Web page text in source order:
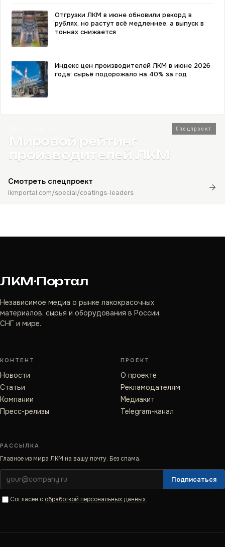
Отгрузки ЛКМ в июне обновили рекорд в
рублях, но растут всё медленнее, а выпуск в
тоннах снижается
Индекс цен производителей ЛКМ в июне 2026
года: сырьё подорожало на 40% за год
Спецпроект
Мировой рейтинг
производителей ЛКМ
Смотреть спецпроект
lkmportal.com/special/coatings-leaders
ЛКМ·Портал
Независимое медиа о рынке лакокрасочных
материалов, сырья и оборудования в России,
СНГ и мире.
КОНТЕНТ
Новости
Статьи
Компании
Пресс-релизы
ПРОЕКТ
О проекте
Рекламодателям
Медиакит
Telegram-канал
РАССЫЛКА
Главное из мира ЛКМ на вашу почту. Без спама.
Подписаться
Согласен с обработкой персональных данных.